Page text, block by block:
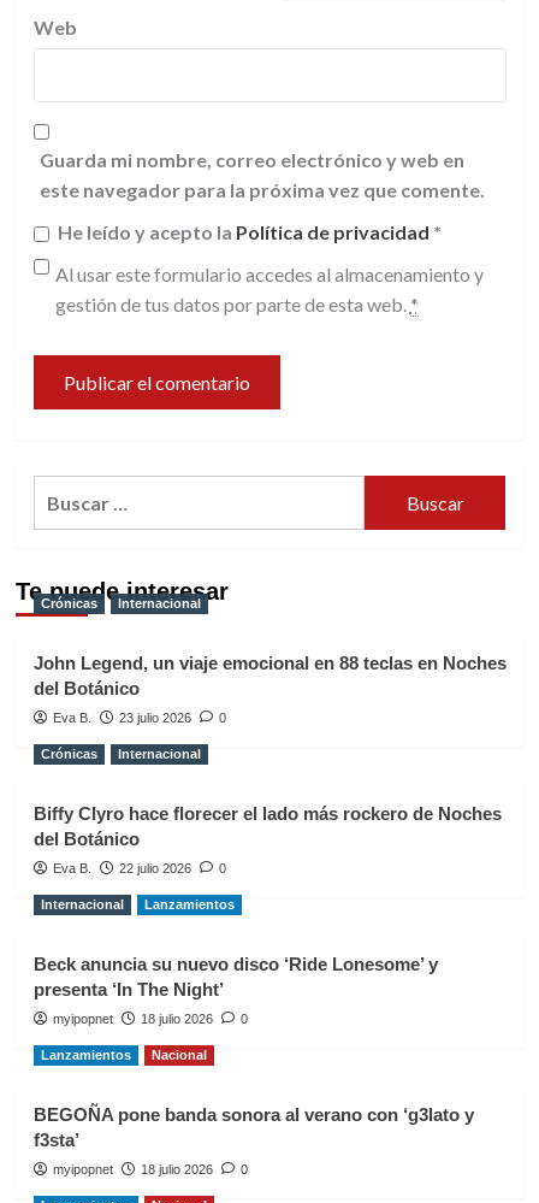
Web
Guarda mi nombre, correo electrónico y web en
este navegador para la próxima vez que comente.
He leído y acepto la Política de privacidad *
Al usar este formulario accedes al almacenamiento y
gestión de tus datos por parte de esta web. *
Te puede interesar
Crónicas Internacional
John Legend, un viaje emocional en 88 teclas en Noches
del Botánico
Eva B. 23 julio 2026 0
Crónicas Internacional
Biffy Clyro hace florecer el lado más rockero de Noches
del Botánico
Eva B. 22 julio 2026 0
Internacional Lanzamientos
Beck anuncia su nuevo disco ‘Ride Lonesome’ y
presenta ‘In The Night’
myipopnet 18 julio 2026 0
Lanzamientos Nacional
BEGOÑA pone banda sonora al verano con ‘g3lato y
f3sta’
myipopnet 18 julio 2026 0